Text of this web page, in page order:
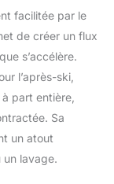
facilitée par le
de créer un flux
s’accélère.
l’après-ski,
part entière,
Sa
un atout
lavage.